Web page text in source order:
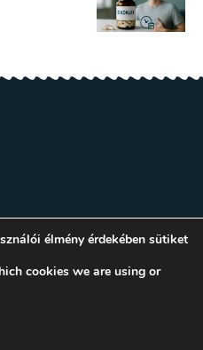
élmény érdekében sütiket
cookies we are using or